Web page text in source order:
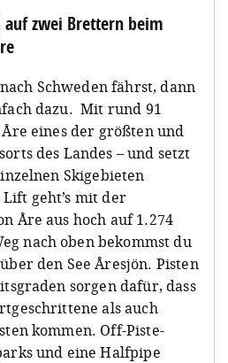
auf zwei Brettern beim
Schweden fährst, dann
dazu. Mit rund 91
eines der größten und
des Landes – und setzt
Skigebieten
geht’s mit der
Åre aus hoch auf 1.274
nach oben bekommst du
den See Åresjön. Pisten
sorgen dafür, dass
als auch
kommen. Off-Piste-
und eine Halfpipe